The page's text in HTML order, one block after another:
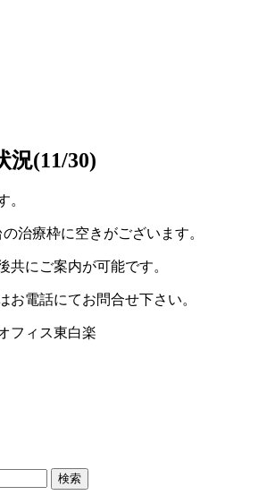
況(11/30)
。
治療枠に空きがございます。
共にご案内が可能です。
お電話にてお問合せ下さい。
フィス東白楽